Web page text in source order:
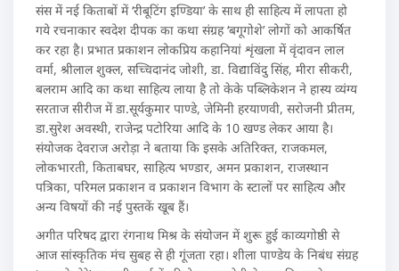
संस में नई किताबों में ‘रीबूटिंग इण्डिया’ के साथ ही साहित्य में लापता हो
गये रचनाकार स्वदेश दीपक का कथा संग्रह ‘बगूगोशे’ लोगों को आकर्षित
कर रहा है। प्रभात प्रकाशन लोकप्रिय कहानियां शृंखला में वृंदावन लाल
वर्मा, श्रीलाल शुक्ल, सच्चिदानंद जोशी, डा. विद्याविंदु सिंह, मीरा सीकरी,
बलराम आदि का कथा साहित्य लाया है तो केके पब्लिकेशन ने हास्य व्यंग्य
सरताज सीरीज में डा.सूर्यकुमार पाण्डे, जेमिनी हरयाणवी, सरोजनी प्रीतम,
डा.सुरेश अवस्थी, राजेन्द्र पटोरिया आदि के 10 खण्ड लेकर आया है।
संयोजक देवराज अरोड़ा ने बताया कि इसके अतिरिक्त, राजकमल,
लोकभारती, किताबघर, साहित्य भण्डार, अमन प्रकाशन, राजस्थान
पत्रिका, परिमल प्रकाशन व प्रकाशन विभाग के स्टालों पर साहित्य और
अन्य विषयों की नई पुस्तकें खूब हैं।
अगीत परिषद द्वारा रंगनाथ मिश्र के संयोजन में शुरू हुई काव्यगोष्ठी से
आज सांस्कृतिक मंच सुबह से ही गूंजता रहा। शीला पाण्डेय के निबंध संग्रह